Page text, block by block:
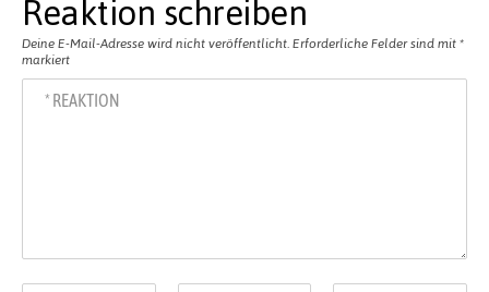
Reaktion schreiben
Deine E-Mail-Adresse wird nicht veröffentlicht. Erforderliche Felder sind mit *
markiert